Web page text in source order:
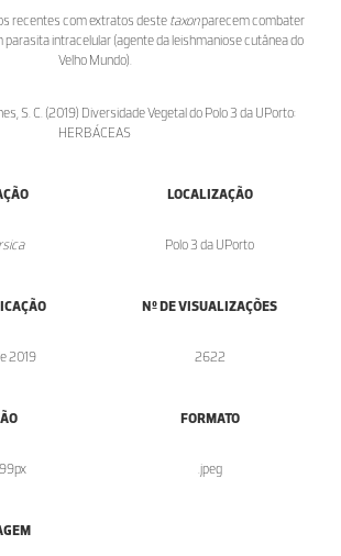
recentes com extratos deste taxonparecem combater
parasita intracelular (agente da leishmaniose cutânea do
Velho Mundo).
S. C. (2019) Diversidade Vegetal do Polo 3 da UPorto:
HERBÁCEAS
LOCALIZAÇÃO
Polo 3 da UPorto
2019
Nº DE VISUALIZAÇÕES
2622
FORMATO
.jpeg